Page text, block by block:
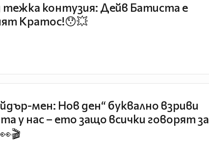
тежка контузия: Дейв Батиста е
Кратос!😯💥
мен: Нов ден“ буквално взриви
у нас – ето защо всички говорят за